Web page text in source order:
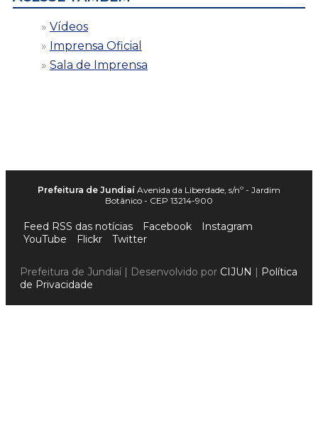
Vídeos
Imprensa Oficial
Sala de Imprensa
Prefeitura de Jundiaí Avenida da Liberdade, s/nº - Jardim
Botânico - CEP 13214-900
Feed RSS das notícias Facebook
Instagram
YouTube
Flickr Twitter
Prefeitura de Jundiaí | Desenvolvido por CIJUN
Política
de Privacidade